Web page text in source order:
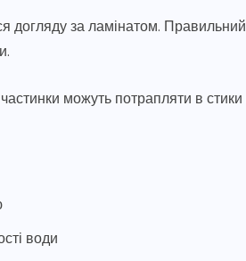
догляду за ламінатом.
можуть потрапляти в
води